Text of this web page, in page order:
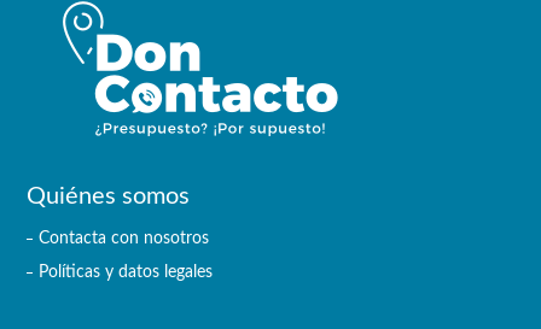
Quiénes somos
Contacta con nosotros
Políticas y datos legales